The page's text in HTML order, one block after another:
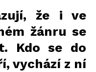
že i ve
žánru se
Kdo se do
vychází z ní